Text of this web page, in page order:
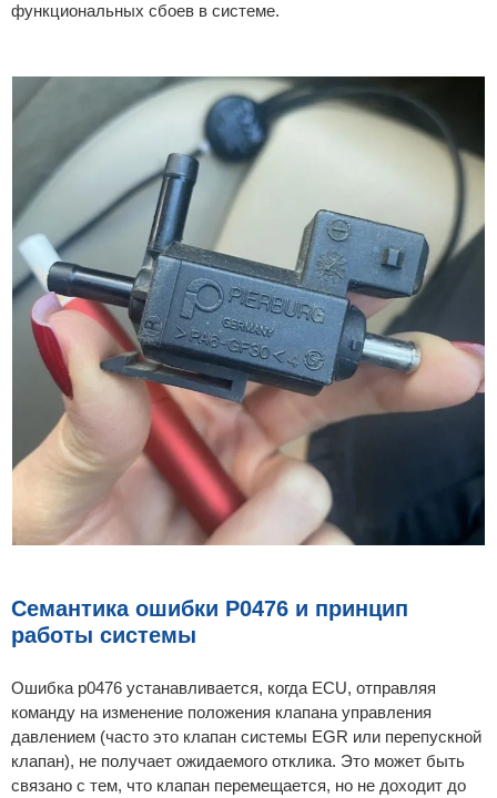
функциональных сбоев в системе.
Семантика ошибки P0476 и принцип
работы системы
Ошибка p0476 устанавливается, когда ECU, отправляя
команду на изменение положения клапана управления
давлением (часто это клапан системы EGR или перепускной
клапан), не получает ожидаемого отклика. Это может быть
связано с тем, что клапан перемещается, но не доходит до